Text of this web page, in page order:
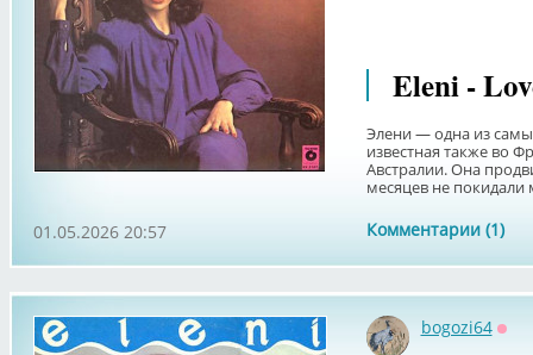
Eleni -
Элени — одна из
известная также во
Австралии. Она
месяцев не покидали
Комментарии (1)
01.05.2026 20:57
bogozi64